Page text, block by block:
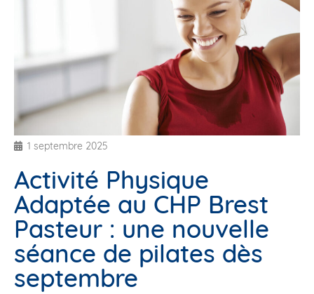
1 septembre 2025
Activité Physique
Adaptée au CHP Brest
Pasteur : une nouvelle
séance de pilates dès
septembre